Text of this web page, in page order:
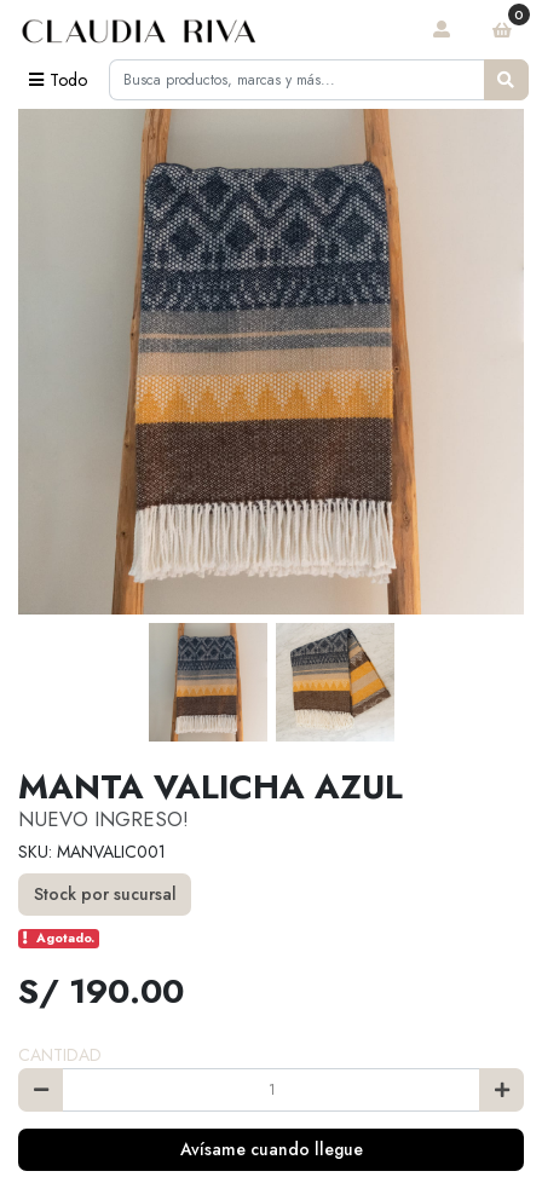
Todo
0
MANTA VALICHA AZUL
NUEVO INGRESO!
SKU: MANVALIC001
Stock por sucursal
Agotado.
S/ 190.00
CANTIDAD
Avísame cuando llegue